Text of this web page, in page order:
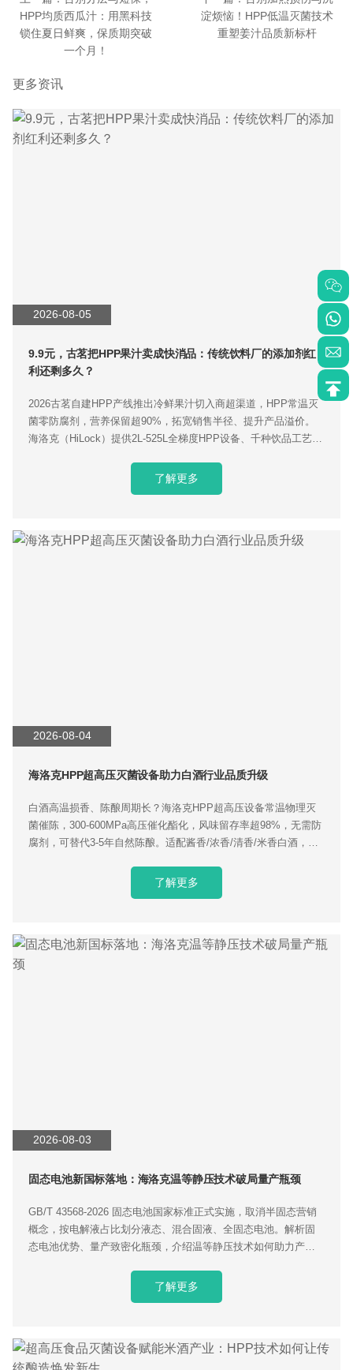
HPP均质西瓜汁：用黑科技
锁住夏日鲜爽，保质期突破
一个月！
淀烦恼！HPP低温灭菌技术
重塑姜汁品质新标杆
更多资讯
2026-08-05
9.9元，古茗把HPP果汁卖成快消品：传统饮料厂的添加剂红
利还剩多久？
2026古茗自建HPP产线推出冷鲜果汁切入商超渠道，HPP常温灭
菌零防腐剂，营养保留超90%，拓宽销售半径、提升产品溢价。
海洛克（HiLock）提供2L-525L全梯度HPP设备、千种饮品工艺库
了解更多
2026-08-04
海洛克HPP超高压灭菌设备助力白酒行业品质升级
白酒高温损香、陈酿周期长？海洛克HPP超高压设备常温物理灭
菌催陈，300-600MPa高压催化酯化，风味留存率超98%，无需防
腐剂，可替代3-5年自然陈酿。适配酱香/浓香/清香/米香白酒，单
了解更多
2026-08-03
固态电池新国标落地：海洛克温等静压技术破局量产瓶颈
GB/T 43568‑2026 固态电池国家标准正式实施，取消半固态营销
概念，按电解液占比划分液态、混合固液、全固态电池。解析固
态电池优势、量产致密化瓶颈，介绍温等静压技术如何助力产业
了解更多